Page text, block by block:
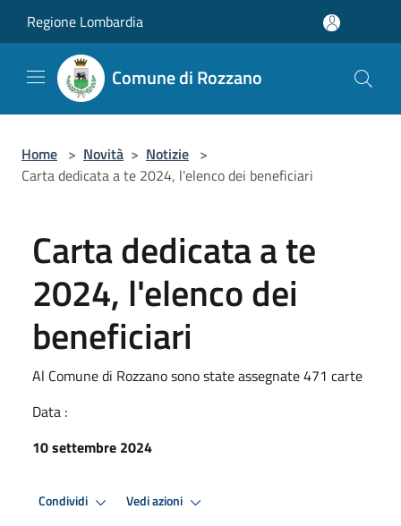
Regione Lombardia
Comune di Rozzano
Home > Novità > Notizie >
Carta dedicata a te 2024, l'elenco dei beneficiari
Carta dedicata a te
2024, l'elenco dei
beneficiari
Al Comune di Rozzano sono state assegnate 471 carte
Data :
10 settembre 2024
Condividi Vedi azioni